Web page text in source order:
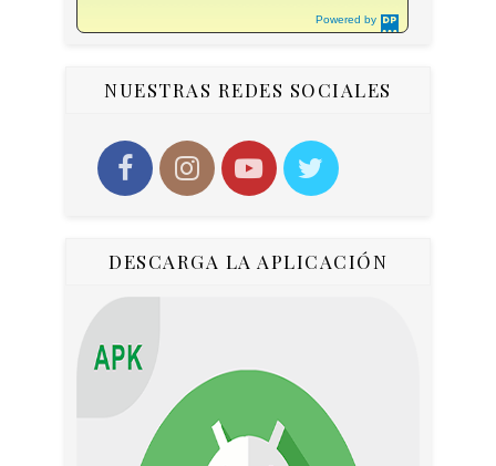
Powered by
DaysPedia.c
NUESTRAS REDES SOCIALES
DESCARGA LA APLICACIÓN